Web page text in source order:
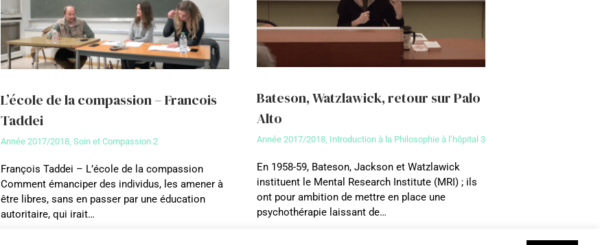
L’école de la compassion – Francois
Taddei
Année 2017/2018, Soin et Compassion 2
François Taddei – L’école de la compassion
Comment émanciper des individus, les amener à
être libres, sans en passer par une éducation
autoritaire, qui irait…
Bateson, Watzlawick, retour sur Palo
Alto
Année 2017/2018, Introduction à la Philosophie à l’hôpital 3
En 1958-59, Bateson, Jackson et Watzlawick
instituent le Mental Research Institute (MRI) ; ils
ont pour ambition de mettre en place une
psychothérapie laissant de…